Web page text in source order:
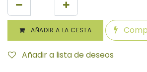
AÑADIR A LA CESTA
Añadir a lista de deseos